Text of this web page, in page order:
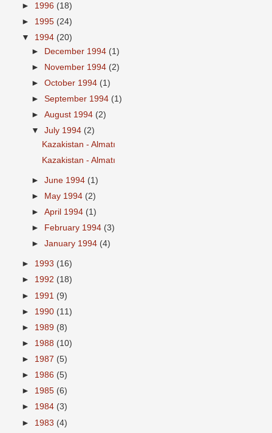
► 1996 (18)
► 1995 (24)
▼ 1994 (20)
► December 1994 (1)
► November 1994 (2)
►October 1994 (1)
►September 1994 (1)
►August 1994 (2)
▼July 1994 (2)
Kazakistan - Almatı
Kazakistan - Almatı
►June 1994 (1)
►
May 1994 (2)
►April 1994 (1)
►
February 1994 (3)
►January 1994 (4)
► 1993 (16)
► 1992 (18)
► 1991 (9)
► 1990 (11)
► 1989 (8)
► 1988 (10)
► 1987 (5)
► 1986 (5)
► 1985 (6)
► 1984 (3)
► 1983 (4)